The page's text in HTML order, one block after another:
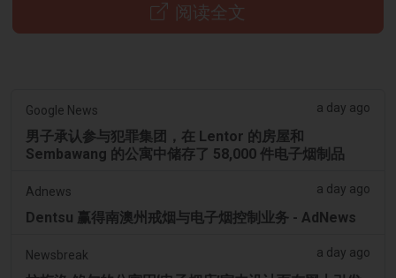
阅读全文
Google News a day ago
男子承认参与犯罪集团，在 Lentor 的房屋和
Sembawang 的公寓中储存了 58,000 件电子烟制品
Adnews a day ago
Dentsu 赢得南澳州戒烟与电子烟控制业务 - AdNews
Newsbreak a day ago